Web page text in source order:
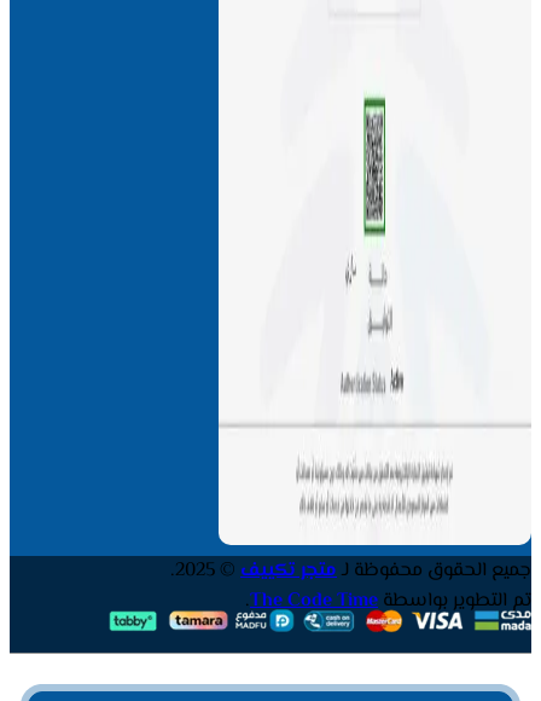
جميع الحقوق محفوظة لـمتجر تكييف © 2025.
تم التطوير بواسطةThe Code Time
.